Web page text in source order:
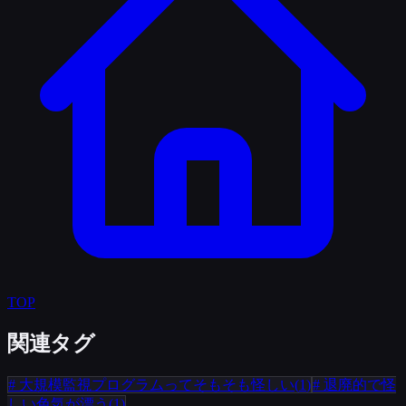
TOP
関連タグ
# 大規模監視プログラムってそもそも怪しい(1)# 退廃的で怪